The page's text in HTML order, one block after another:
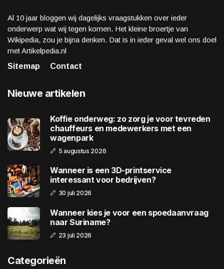
Al 10 jaar bloggen wij dagelijks vraagstukken over ieder
onderwerp wat wij tegen komen. Het kleine broertje van
Wikipedia, zou je bijna denken. Dat is in ieder geval wel ons doel
met Artikelpedia.nl
Sitemap
Contact
Nieuwe artikelen
Koffie onderweg: zo zorg je voor tevreden
chauffeurs en medewerkers met een
wagenpark
5 augustus 2026
Wanneer is een 3D-printservice
interessant voor bedrijven?
30 juli 2026
Wanneer kies je voor een spoedaanvraag
naar Suriname?
23 juli 2026
Categorieën